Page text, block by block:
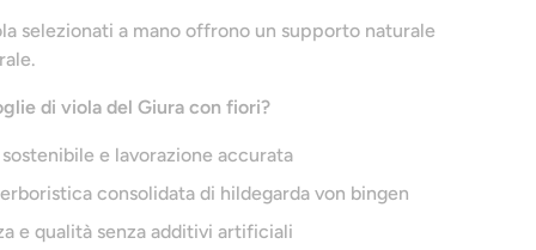
selezionati a mano offrono un supporto naturale
di viola del Giura con fiori?
e lavorazione accurata
erboristica consolidata di hildegarda von bingen
e qualità senza additivi artificiali